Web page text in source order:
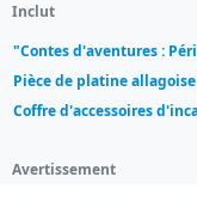
Inclut
"Contes d'aventures :
Pièce de platine allagoise
Coffre d'accessoires
Avertissement